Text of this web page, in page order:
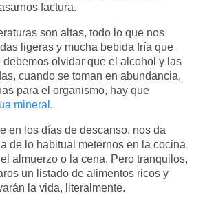
factura.
son altas, todo lo que nos
ligeras y mucha bebida fría que
debemos olvidar que el alcohol y las
cuando se toman en abundancia,
para el organismo, hay que
mineral .
en los días de descanso, nos da
de lo habitual meternos en la cocina
almuerzo o la cena. Pero tranquilos,
un listado de alimentos ricos y
la vida, literalmente.